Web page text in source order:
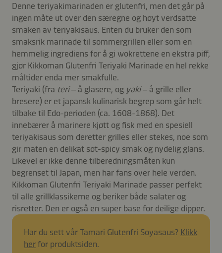
Denne teriyakimarinaden er glutenfri, men det går på
ingen måte ut over den særegne og høyt verdsatte
smaken av teriyakisaus. Enten du bruker den som
smaksrik marinade til sommergrillen eller som en
hemmelig ingrediens for å gi wokrettene en ekstra piff,
gjør Kikkoman Glutenfri Teriyaki Marinade en hel rekke
måltider enda mer smakfulle.
Teriyaki (fra teri– å glasere, og yaki– å grille eller
bresere) er et japansk kulinarisk begrep som går helt
tilbake til Edo-perioden (ca. 1608-1868). Det
innebærer å marinere kjøtt og fisk med en spesiell
teriyakisaus som deretter grilles eller stekes, noe som
gir maten en delikat søt-spicy smak og nydelig glans.
Likevel er ikke denne tilberedningsmåten kun
begrenset til Japan, men har fans over hele verden.
Kikkoman Glutenfri Teriyaki Marinade passer perfekt
til alle grillklassikerne og beriker både salater og
risretter. Den er også en super base for deilige dipper.
Har du sett vår Tamari Glutenfri Soyasaus? Klikk
herfor produktsiden.